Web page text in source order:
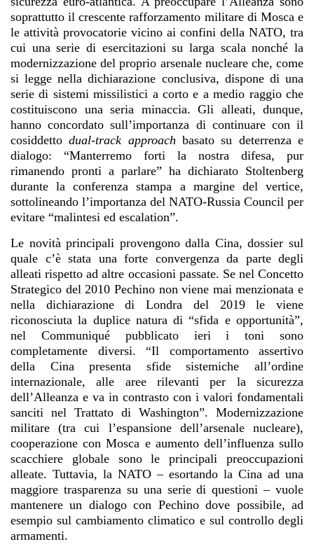
soprattutto il crescente rafforzamento militare di Mosca e
le attività provocatorie vicino ai confini della NATO, tra
cui una serie di esercitazioni su larga scala nonché la
modernizzazione del proprio arsenale nucleare che, come
si legge nella dichiarazione conclusiva, dispone di una
serie di sistemi missilistici a corto e a medio raggio che
costituiscono una seria minaccia. Gli alleati, dunque,
hanno concordato sull’importanza di continuare con il
cosiddettodual-track approach basato su deterrenza e
dialogo: “Manterremo forti la nostra difesa, pur
rimanendo pronti a parlare” ha dichiarato Stoltenberg
durante la conferenza stampa a margine del vertice,
sottolineando l’importanza del NATO-Russia Council per
evitare “malintesi ed escalation”.
Le novità principali provengono dalla Cina, dossier sul
quale c’è stata una forte convergenza da parte degli
alleati rispetto ad altre occasioni passate. Se nel Concetto
Strategico del 2010 Pechino non viene mai menzionata e
nella dichiarazione di Londra del 2019 le viene
riconosciuta la duplice natura di “sfida e opportunità”,
nel Communiqué pubblicato ieri i toni sono
completamente diversi. “Il comportamento assertivo
della Cina presenta sfide sistemiche all’ordine
internazionale, alle aree rilevanti per la sicurezza
dell’Alleanza e va in contrasto con i valori fondamentali
sanciti nel Trattato di Washington”. Modernizzazione
militare (tra cui l’espansione dell’arsenale nucleare),
cooperazione con Mosca e aumento dell’influenza sullo
scacchiere globale sono le principali preoccupazioni
alleate. Tuttavia, la NATO – esortando la Cina ad una
maggiore trasparenza su una serie di questioni – vuole
mantenere un dialogo con Pechino dove possibile, ad
esempio sul cambiamento climatico e sul controllo degli
armamenti.